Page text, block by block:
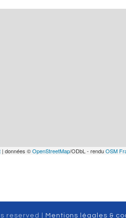
| données ©OpenStreetMap/ODbL - renduOSM
reserved | Mentions légales &